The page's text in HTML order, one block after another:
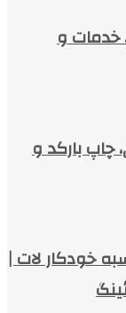
خدمات و
چاپ بارکد و
خودکار لات |